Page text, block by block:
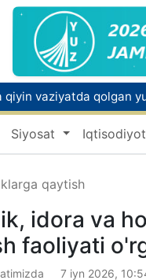
PPX inspektori 13
Siyosat Iqtisodiyot
qaytish
idora va
faoliyati
7 iyn 2026,